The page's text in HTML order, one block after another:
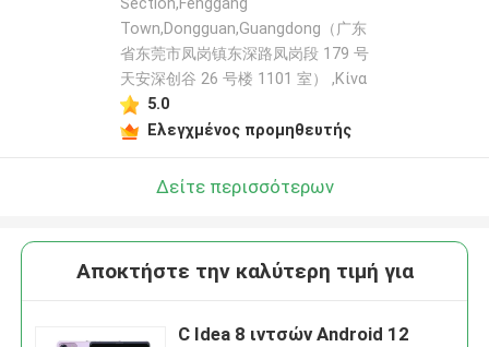
Town,Dongguan,Guangdong（广东
省东莞市凤岗镇东深路凤岗段 179 号
天安深创谷 26 号楼 1101 室） ,Κίνα
5.0
Ελεγχμένος προμηθευτής
Δείτε περισσότερων
Αποκτήστε την καλύτερη τιμή για
C Idea 8 ιντσών Android 12